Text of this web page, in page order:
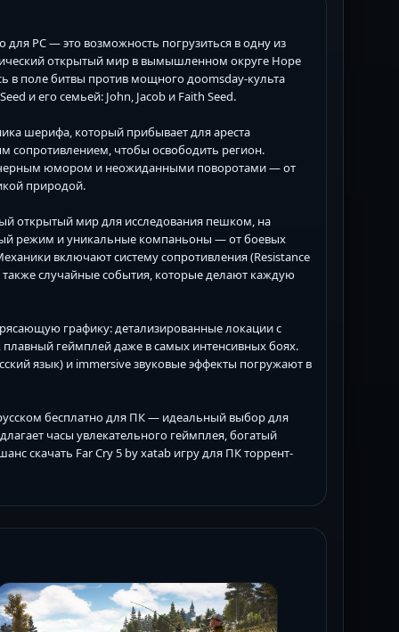
для PC — это возможность погрузиться в одну из
открытый мир в вымышленном округе Hope
в поле битвы против мощного доomsday-культа
и его семьей: John, Jacob и Faith Seed.
шерифа, который прибывает для ареста
сопротивлением, чтобы освободить регион.
юмором и неожиданными поворотами — от
природой.
открытый мир для исследования пешком, на
режим и уникальные компаньоны — от боевых
включают систему сопротивления (Resistance
случайные события, которые делают каждую
графику: детализированные локации с
геймплей даже в самых интенсивных боях.
язык) и immersive звуковые эффекты погружают в
бесплатно для ПК — идеальный выбор для
часы увлекательного геймплея, богатый
скачать Far Cry 5 by xatab игру для ПК торрент-